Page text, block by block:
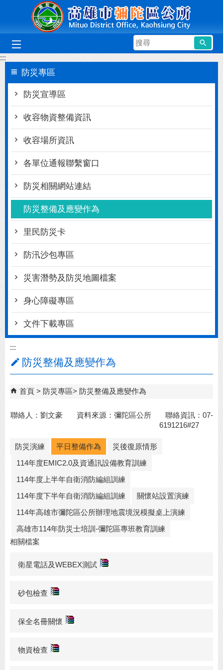
跳到主要內容區塊
搜
尋
:::
防災專區
防災宣導區
收容物資整備資訊
收容場所資訊
各單位通報聯繫窗口
防災相關網站連結
防災整備及應變作為
里民防災卡
防汛沙包專區
災害潛勢及防災地圖檔案
身心障礙專區
文件下載專區
:::
防災整備及應變作為
首頁 防災專區 防災整備及應變作為
聯絡人：劉文豪 資料來源：彌陀區公所 聯絡資訊：07-
6191216#27
防災演練 平日整備作為
災後復原情形
114年度EMIC2.0及資通訊設備教育訓練
114年度上半年自衛消防編組訓練
114年度下半年自衛消防編組訓練
關懷站設置演練
114年高雄市彌陀區公所辦理地震境況模擬桌上演練
高雄市114年防災士培訓-彌陀區專班教育訓練
相關檔案
衛星電話及WEBEX測試
砂包檢查
保全名冊關懷
物資檢查